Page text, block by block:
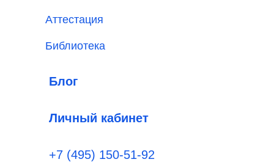
Аттестация
Библиотека
Блог
Личный кабинет
+7 (495) 150-51-92